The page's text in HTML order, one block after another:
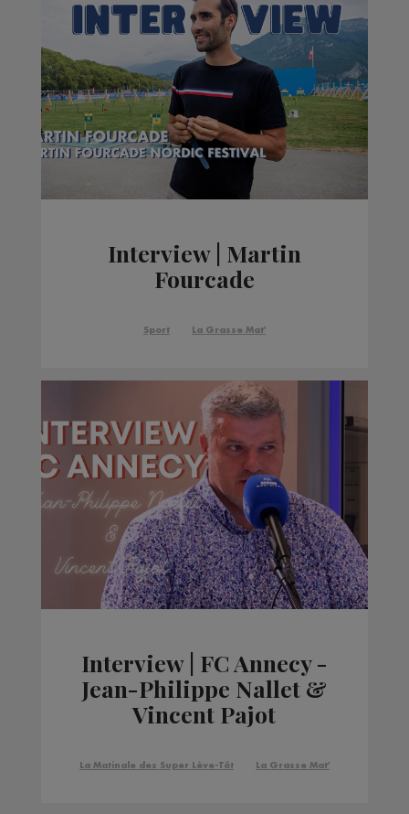
Interview | Martin
Fourcade
Sport La Grasse Mat'
Interview | FC Annecy -
Jean-Philippe Nallet &
Vincent Pajot
La Matinale des Super Lève-Tôt La Grasse Mat'